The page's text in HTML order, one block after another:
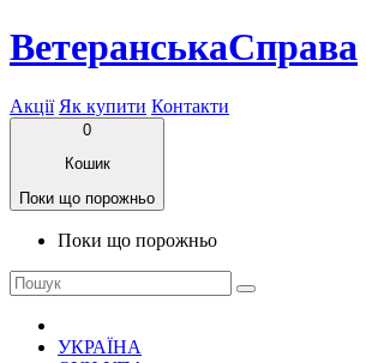
ВетеранськаСправа
Акції Як купити Контакти
0
Кошик
Поки що порожньо
Поки що порожньо
УКРАЇНА